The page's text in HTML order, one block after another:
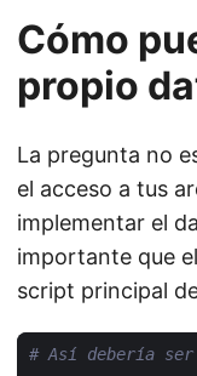
Cómo
propio
La pregunta no
el acceso a tus
implementar el
importante que
script principal
# Así debería